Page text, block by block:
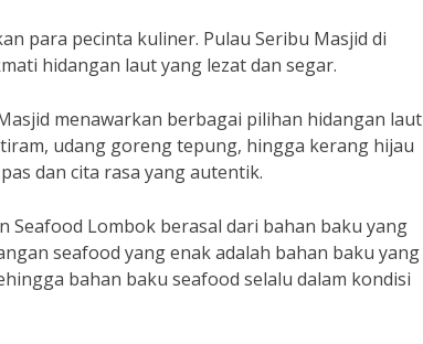
para pecinta kuliner. Pulau Seribu Masjid di
hidangan laut yang lezat dan segar.
menawarkan berbagai pilihan hidangan laut
udang goreng tepung, hingga kerang hijau
dan cita rasa yang autentik.
Seafood Lombok berasal dari bahan baku yang
seafood yang enak adalah bahan baku yang
bahan baku seafood selalu dalam kondisi